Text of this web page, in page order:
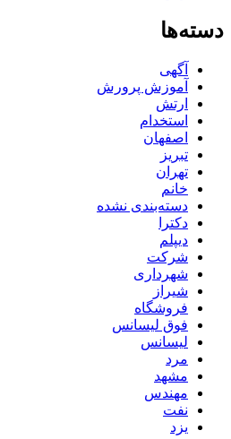
دسته‌ها
آگهی
آموزش پرورش
ارتش
استخدام
اصفهان
تبریز
تهران
خانم
دسته‌بندی نشده
دکترا
دیپلم
شرکت
شهرداری
شیراز
فروشگاه
فوق لیسانس
لیسانس
مرد
مشهد
مهندس
نفت
یزد